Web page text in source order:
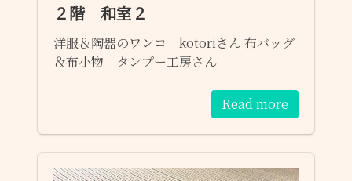
２階 和室２
洋服＆陶器のワンコ kotoriさん 布バッグ
＆布小物 タンプー工房さん
Read more